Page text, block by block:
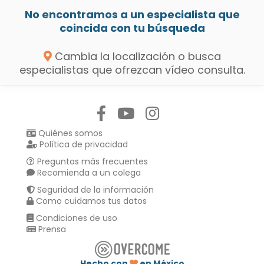
No encontramos a un especialista que
coincida con tu búsqueda
Cambia la localización o busca
especialistas que ofrezcan vídeo consulta.
Quiénes somos
Política de privacidad
Preguntas más frecuentes
Recomienda a un colega
Seguridad de la información
Como cuidamos tus datos
Condiciones de uso
Prensa